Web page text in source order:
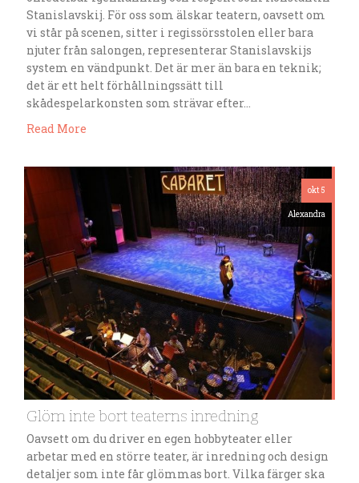
Stanislavskij. För oss som älskar teatern, oavsett om
vi står på scenen, sitter i regissörsstolen eller bara
njuter från salongen, representerar Stanislavskijs
system en vändpunkt. Det är mer än bara en teknik;
det är ett helt förhållningssätt till
skådespelarkonsten som strävar efter…
Read More
okt 5
Alexandra
Glöm inte bort teaterns inredning
Oavsett om du driver en egen hobbyteater eller
arbetar med en större teater, är inredning och design
detaljer som inte får glömmas bort. Vilka färger ska